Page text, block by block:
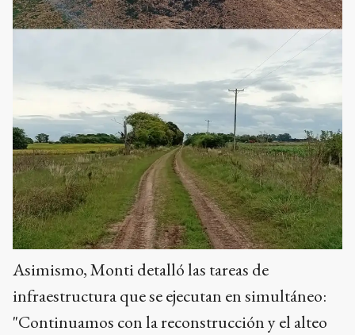
Asimismo, Monti detalló las tareas de
infraestructura que se ejecutan en simultáneo:
"Continuamos con la reconstrucción y el alteo